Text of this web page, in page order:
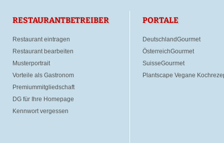
RESTAURANTBETREIBER
Restaurant eintragen
Restaurant bearbeiten
Musterportrait
Vorteile als Gastronom
Premiummitgliedschaft
DG für Ihre Homepage
Kennwort vergessen
PORTALE
DeutschlandGourmet
ÖsterreichGourmet
SuisseGourmet
Plantscape Vegane